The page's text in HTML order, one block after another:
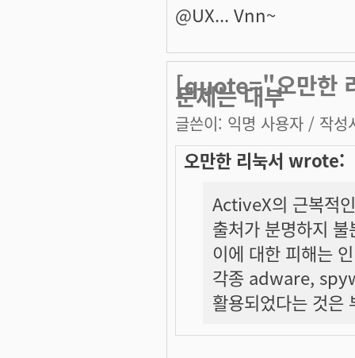
@UX... Vnn~
[quote="오만한
문제는 대부
글쓴이: 익명 사용자 / 작성
오만한 리눅서 wrote:
ActiveX의 근복적
출처가 분명하지
이에 대한 피해는
각종 adware,
활용되었다는 것은